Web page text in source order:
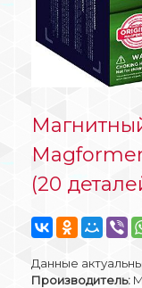
(20
Данные
Производитель: